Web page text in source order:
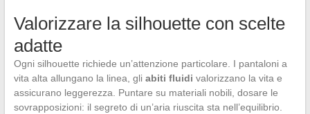
Valorizzare la silhouette con scelte
adatte
Ogni silhouette richiede un’attenzione particolare. I pantaloni a
vita alta allungano la linea, gli abiti fluidi valorizzano la vita e
assicurano leggerezza. Puntare su materiali nobili, dosare le
sovrapposizioni: il segreto di un’aria riuscita sta nell’equilibrio.